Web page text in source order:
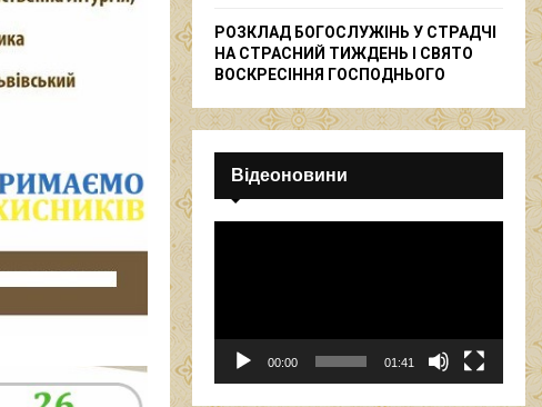
РОЗКЛАД БОГОСЛУЖІНЬ У СТРАДЧІ
НА СТРАСНИЙ ТИЖДЕНЬ І СВЯТО
ВОСКРЕСІННЯ ГОСПОДНЬОГО
Відеоновини
00:00 01:41